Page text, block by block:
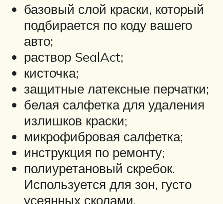
базовый слой краски, который
подбирается по коду вашего
авто;
раствор SealAct;
кисточка;
защитные латексные перчатки;
белая салфетка для удаления
излишков краски;
микрофибровая салфетка;
инструкция по ремонту;
полиуретановый скребок.
Используется для зон, густо
усеянных сколами.